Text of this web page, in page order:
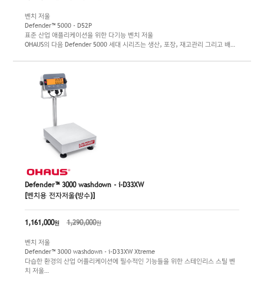
벤치 저울
Defender™ 5000 - D52P
표준 산업 애플리케이션을 위한 다기능 벤치 저울
OHAUS의 다음 Defender 5000 세대 시리즈는 생산, 포장, 재고관리 그리고 배송
최대화, GMP/GLP 데이터 출력, 라이브러리/사용자 관리 그리고 다양한 연결 옵
션들과 같은 앞선 기능들이 장착되어 있고 견고하게 설계되었습니다. Defender
5000은 산업 현장과 상업용 애플리케이션의 요구사항들을 간단하게 만들기 위해
디자인 되었습니다.
정밀도 : 1/2 g / 2/5 g / 5/10 g
플랫폼 크기 : 355 x 305 mm / 500 x 400 mm / 500 x 400 mm
Defender™ 3000 washdown - i-D33XW
[벤치용 전자저울(방수)]
1,161,000원 1,290,000원
벤치 저울
Defender™ 3000 washdown - i-D33XW Xtreme
다습한 환경의 산업 어플리케이션에 필수적인 기능들을 위한 스테인리스 스틸 벤
치 저울